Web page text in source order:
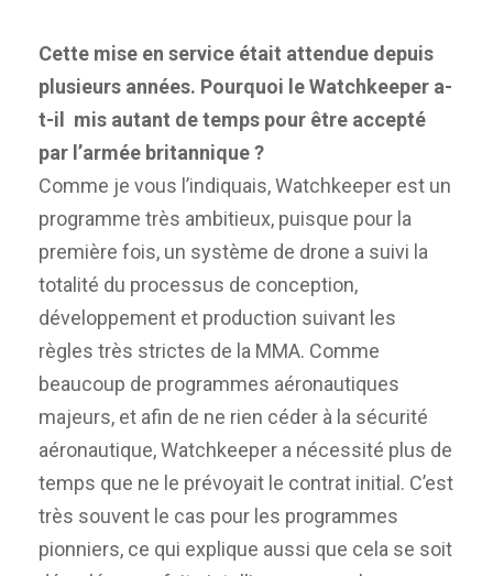
Cette mise en service était attendue depuis
plusieurs années. Pourquoi le Watchkeeper a-
t-il mis autant de temps pour être accepté
par l’armée britannique ?
Comme je vous l’indiquais, Watchkeeper est un
programme très ambitieux, puisque pour la
première fois, un système de drone a suivi la
totalité du processus de conception,
développement et production suivant les
règles très strictes de la MMA. Comme
beaucoup de programmes aéronautiques
majeurs, et afin de ne rien céder à la sécurité
aéronautique, Watchkeeper a nécessité plus de
temps que ne le prévoyait le contrat initial. C’est
très souvent le cas pour les programmes
pionniers, ce qui explique aussi que cela se soit